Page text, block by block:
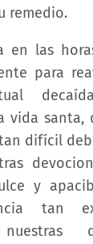
remedio.
en las
para
vida santa,
difícil
y
tan